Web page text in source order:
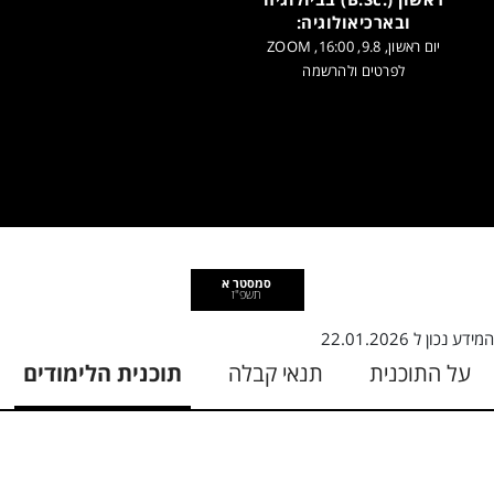
ובארכיאולוגיה:
יום ראשון, 9.8, 16:00, ZOOM
לפרטים ולהרשמה
סמסטר א
תשפ"ז
המידע נכון ל 22.01.2026
על התוכנית תנאי קבלה תוכנית הלימודים